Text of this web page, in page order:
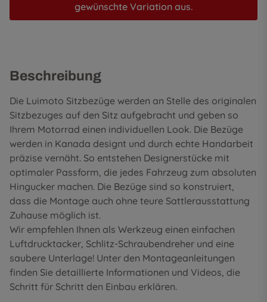
gewünschte Variation aus.
Beschreibung
Die Luimoto Sitzbezüge werden an Stelle des originalen
Sitzbezuges auf den Sitz aufgebracht und geben so
Ihrem Motorrad einen individuellen Look. Die Bezüge
werden in Kanada designt und durch echte Handarbeit
präzise vernäht. So entstehen Designerstücke mit
optimaler Passform, die jedes Fahrzeug zum absoluten
Hingucker machen. Die Bezüge sind so konstruiert,
dass die Montage auch ohne teure Sattlerausstattung
Zuhause möglich ist.
Wir empfehlen Ihnen als Werkzeug einen einfachen
Luftdrucktacker, Schlitz-Schraubendreher und eine
saubere Unterlage! Unter den Montageanleitungen
finden Sie detaillierte Informationen und Videos, die
Schritt für Schritt den Einbau erklären.